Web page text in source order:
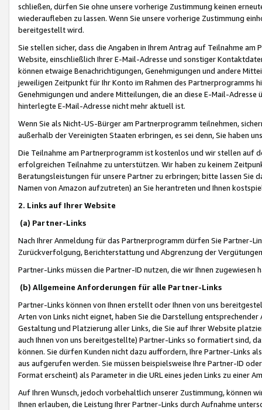
schließen, dürfen Sie ohne unsere vorherige Zustimmung keinen
wiederaufleben zu lassen. Wenn Sie unsere vorherige Zustimmung
bereitgestellt wird.
Sie stellen sicher, dass die Angaben in Ihrem Antrag auf Teilnahme
Website, einschließlich Ihrer E-Mail-Adresse und sonstiger
können etwaige Benachrichtigungen, Genehmigungen und andere
jeweiligen Zeitpunkt für Ihr Konto im Rahmen des Partnerprogramms
Genehmigungen und andere Mitteilungen, die an diese E-Mail-
hinterlegte E-Mail-Adresse nicht mehr aktuell ist.
Wenn Sie als Nicht-US-Bürger am Partnerprogramm teilnehmen,
außerhalb der Vereinigten Staaten erbringen, es sei denn, Sie haben
Die Teilnahme am Partnerprogramm ist kostenlos und wir stellen auf
erfolgreichen Teilnahme zu unterstützen. Wir haben zu keinem
Beratungsleistungen für unsere Partner zu erbringen; bitte lassen Sie
Namen von Amazon aufzutreten) an Sie herantreten und Ihnen
2. Links auf Ihrer Website
(a) Partner-Links
Nach Ihrer Anmeldung für das Partnerprogramm dürfen Sie Partner-
Zurückverfolgung, Berichterstattung und Abgrenzung der
Partner-Links müssen die Partner-ID nutzen, die wir Ihnen zugewiesen
(b) Allgemeine Anforderungen für alle Partner-Links
Partner-Links können von Ihnen erstellt oder Ihnen von uns
Arten von Links nicht eignet, haben Sie die Darstellung
Gestaltung und Platzierung aller Links, die Sie auf Ihrer Website
auch Ihnen von uns bereitgestellte) Partner-Links so formatiert sind,
können. Sie dürfen Kunden nicht dazu auffordern, Ihre Partner-Links
aus aufgerufen werden. Sie müssen beispielsweise Ihre Partner-ID
Format erscheint) als Parameter in die URL eines jeden Links zu einer
Auf Ihren Wunsch, jedoch vorbehaltlich unserer Zustimmung, können
Ihnen erlauben, die Leistung Ihrer Partner-Links durch Aufnahme